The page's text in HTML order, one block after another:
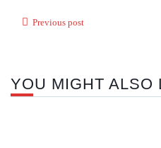
Previous post
YOU MIGHT ALSO